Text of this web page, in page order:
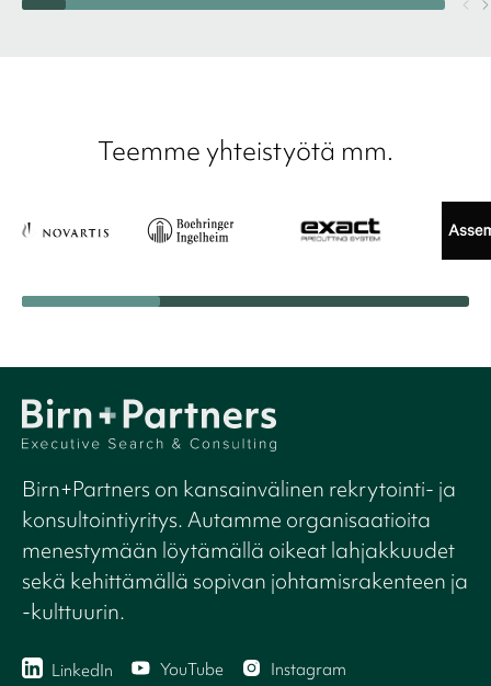
Teemme yhteistyötä mm.
Birn+Partners on kansainvälinen rekrytointi- ja
konsultointiyritys. Autamme organisaatioita
menestymään löytämällä oikeat lahjakkuudet
sekä kehittämällä sopivan johtamisrakenteen ja
-kulttuurin.
LinkedIn YouTube Instagram